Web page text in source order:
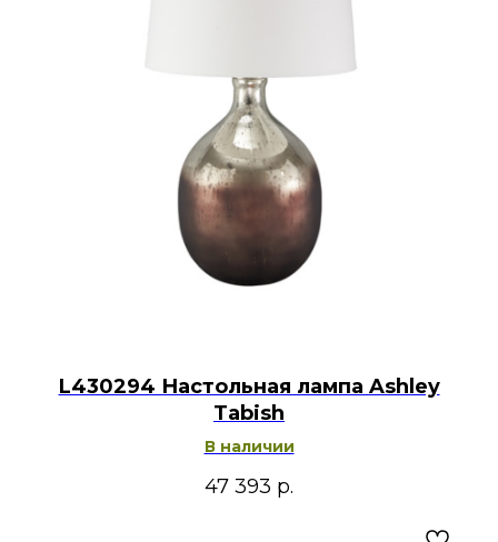
L430294 Настольная лампа Ashley
Tabish
В наличии
47 393 р.